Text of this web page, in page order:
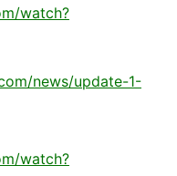
watch?
news/update-1-
watch?